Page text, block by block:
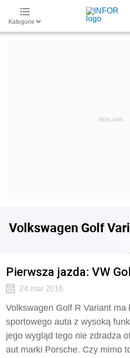
Kategorie
Volkswagen Golf
Pierwsza jazda: VW
24 mar 2016
Volkswagen Golf R Variant ma
sportowego auta z wysoką
jego wygląd tego nie zdradza
aut marki Porsche. Czy mimo